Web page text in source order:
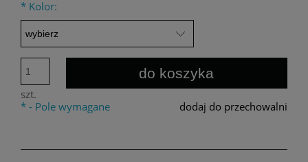
* Kolor:
szt.
do koszyka
dodaj do przechowalni
* - Pole wymagane